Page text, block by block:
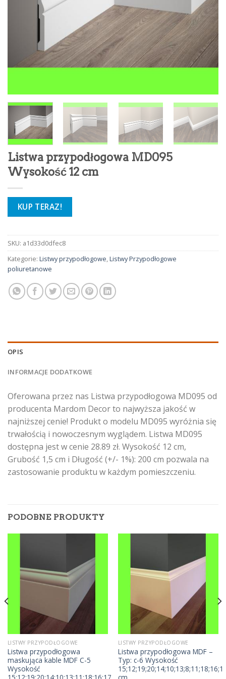
Listwa przypodłogowa MD095
Wysokość 12 cm
KUP TERAZ!
SKU: a1d33d0dfec8
Kategorie: Listwy przypodłogowe,Listwy Przypodłogowe
poliuretanowe
OPIS
INFORMACJE DODATKOWE
Oferowana przez nas Listwa przypodłogowa MD095 od
producenta Mardom Decor to najwyższa jakość w
najniższej cenie! Produkt o modelu MD095 wyróżnia się
trwałością i nowoczesnym wyglądem. Listwa MD095
dostępna jest w cenie 28.89 zł. Wysokość 12 cm,
Grubość 1,5 cm i Długość (+/- 1%): 200 cm pozwala na
zastosowanie produktu w każdym pomieszczeniu.
PODOBNE PRODUKTY
LISTWY PRZYPODŁOGOWE
Listwa przypodłogowa
maskująca kable MDF C-5
Wysokość
15;12;19;20;14;10;13;11;18;16;17
LISTWY PRZYPODŁOGOWE
Listwa przypodłogowa MDF –
Typ: c-6 Wysokość
cm